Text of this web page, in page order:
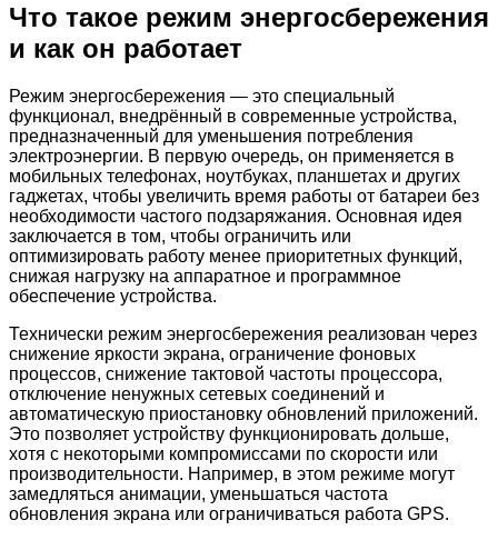
Что такое режим энергосбережения
и как он работает
Режим энергосбережения — это специальный
функционал, внедрённый в современные устройства,
предназначенный для уменьшения потребления
электроэнергии. В первую очередь, он применяется в
мобильных телефонах, ноутбуках, планшетах и других
гаджетах, чтобы увеличить время работы от батареи без
необходимости частого подзаряжания. Основная идея
заключается в том, чтобы ограничить или
оптимизировать работу менее приоритетных функций,
снижая нагрузку на аппаратное и программное
обеспечение устройства.
Технически режим энергосбережения реализован через
снижение яркости экрана, ограничение фоновых
процессов, снижение тактовой частоты процессора,
отключение ненужных сетевых соединений и
автоматическую приостановку обновлений приложений.
Это позволяет устройству функционировать дольше,
хотя с некоторыми компромиссами по скорости или
производительности. Например, в этом режиме могут
замедляться анимации, уменьшаться частота
обновления экрана или ограничиваться работа GPS.